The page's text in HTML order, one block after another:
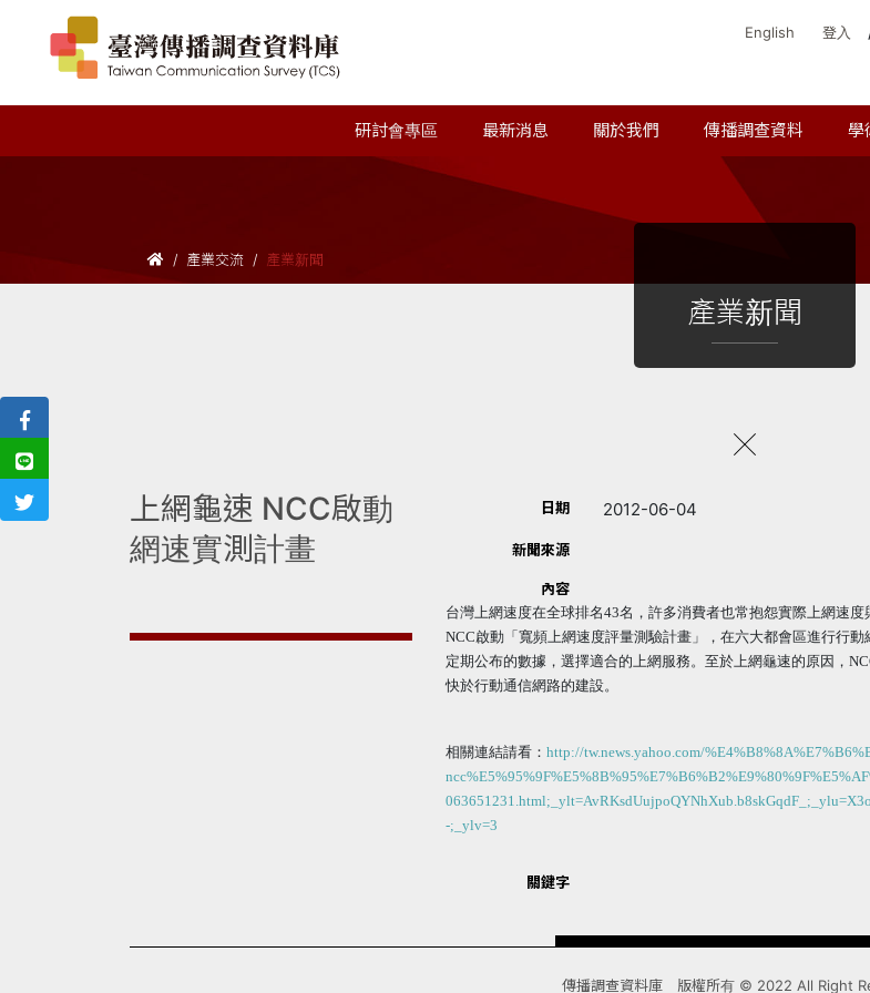
English 登入
研討會專區 最新消息 關於我們 傳播調查資料 學
產業交流 產業新聞
產業新聞
上網龜速 NCC啟動
網速實測計畫
日期 2012-06-04
新聞來源
內容
台灣上網速度在全球排名43名，許多消費者也常抱怨實際上網速
NCC啟動「寬頻上網速度評量測驗計畫」，在六大都會區進行行
定期公布的數據，選擇適合的上網服務。至於上網龜速的原因，
快於行動通信網路的建設。
相關連結請看： http://tw.news.yahoo.com/
-;_ylv=3
關鍵字
傳播調查資料庫 版權所有 © 2022 All Right